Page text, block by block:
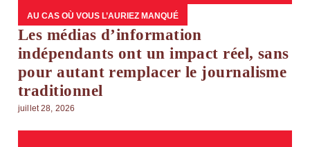
AU CAS OÙ VOUS L’AURIEZ MANQUÉ
Les médias d’information
indépendants ont un impact réel, sans
pour autant remplacer le journalisme
traditionnel
juillet 28, 2026